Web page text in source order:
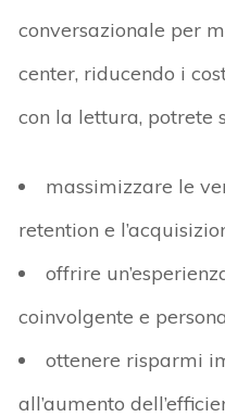
conversazionale per
center, riducendo i
con la lettura, potrete
massimizzare le
retention e
offrire
coinvolgente e
ottenere risparmi
all’aumento